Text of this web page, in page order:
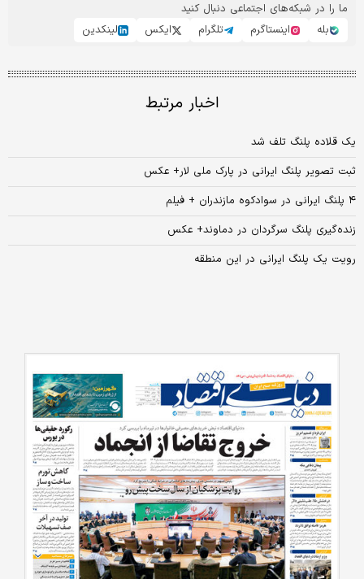
ما را در شبکه‌های اجتماعی دنبال کنید
بله
اینستاگرم تلگرام ایکس لینکدین
اخبار مرتبط
یک قلاده پلنگ تلف شد
ثبت تصویر پلنگ ایرانی در پارک ملی لار+ عکس
۴ پلنگ ایرانی در سوادکوه مازندران + فیلم
زنده‌گیری پلنگ سرگردان در دماوند+ عکس
رویت یک پلنگ ایرانی در این منطقه